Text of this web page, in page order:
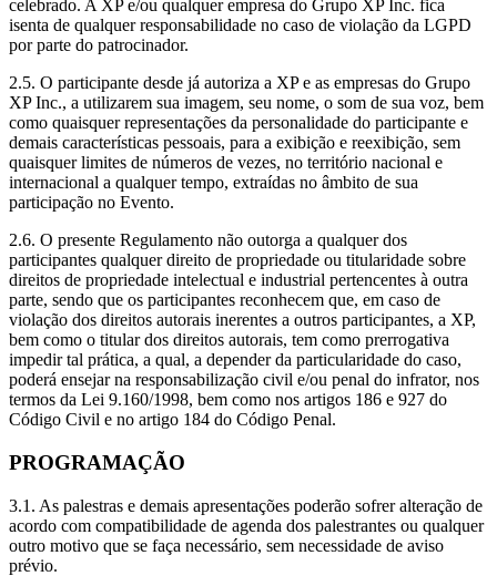
celebrado. A XP e/ou qualquer empresa do Grupo XP Inc. fica
isenta de qualquer responsabilidade no caso de violação da LGPD
por parte do patrocinador.
2.5. O participante desde já autoriza a XP e as empresas do Grupo
XP Inc., a utilizarem sua imagem, seu nome, o som de sua voz, bem
como quaisquer representações da personalidade do participante e
demais características pessoais, para a exibição e reexibição, sem
quaisquer limites de números de vezes, no território nacional e
internacional a qualquer tempo, extraídas no âmbito de sua
participação no Evento.
2.6. O presente Regulamento não outorga a qualquer dos
participantes qualquer direito de propriedade ou titularidade sobre
direitos de propriedade intelectual e industrial pertencentes à outra
parte, sendo que os participantes reconhecem que, em caso de
violação dos direitos autorais inerentes a outros participantes, a XP,
bem como o titular dos direitos autorais, tem como prerrogativa
impedir tal prática, a qual, a depender da particularidade do caso,
poderá ensejar na responsabilização civil e/ou penal do infrator, nos
termos da Lei 9.160/1998, bem como nos artigos 186 e 927 do
Código Civil e no artigo 184 do Código Penal.
PROGRAMAÇÃO
3.1. As palestras e demais apresentações poderão sofrer alteração de
acordo com compatibilidade de agenda dos palestrantes ou qualquer
outro motivo que se faça necessário, sem necessidade de aviso
prévio.